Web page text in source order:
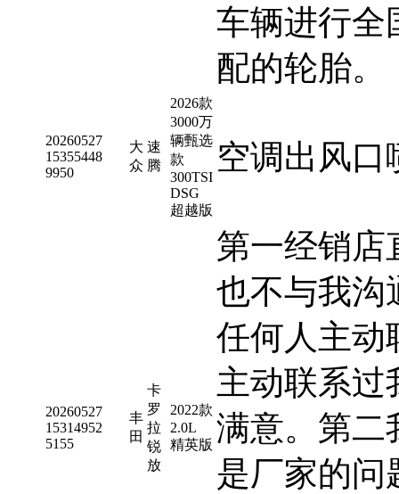
车辆进行全
配的轮胎。
20260527
15355448
9950
大
众
速
腾
2026款
3000万
辆甄选
款
300TSI
DSG
超越版
空调出风口
20260527
15314952
5155
丰
田
卡
罗
拉
锐
放
2022款
2.0L
精英版
第一经销店
也不与我沟
任何人主动
主动联系过
满意。第二
是厂家的问